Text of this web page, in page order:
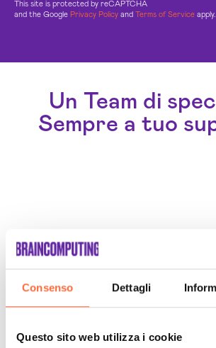
Consenso Dettagli
Questo sito web utilizza i cookie
This site is protected by reCAPTCHA
and the Google Privacy Policy and Terms of Service apply.
Un Team di
Sempre a tuo